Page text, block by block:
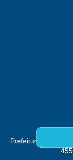
Prefeitura da